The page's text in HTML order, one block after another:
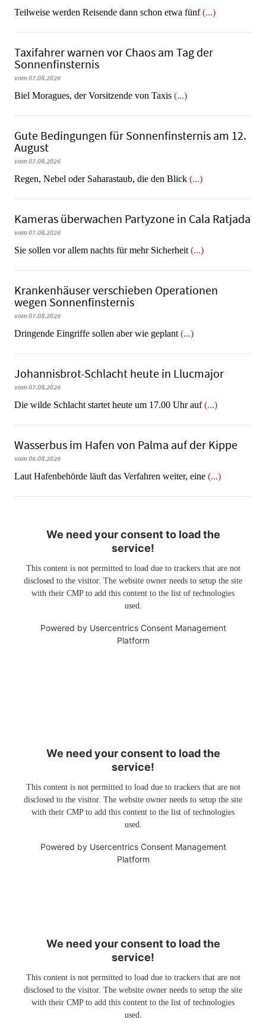
Teilweise werden Reisende dann schon etwa fünf(...)
Taxifahrer warnen vor Chaos am Tag der
Sonnenfinsternis
vom 07.08.2026
​​​​​​​Biel Moragues, der Vorsitzende von Taxis (...)
Gute Bedingungen für Sonnenfinsternis am 12.
August
vom 07.08.2026
Regen, Nebel oder Saharastaub, die den Blick (...)
Kameras überwachen Partyzone in Cala Ratjada
vom 07.08.2026
Sie sollen vor allem nachts für mehr Sicherheit (...)
Krankenhäuser verschieben Operationen
wegen Sonnenfinsternis
vom 07.08.2026
Dringende Eingriffe sollen aber wie geplant (...)
Johannisbrot-Schlacht heute in Llucmajor
vom 07.08.2026
Die wilde Schlacht startet heute um 17.00 Uhr auf(...)
Wasserbus im Hafen von Palma auf der Kippe
vom 06.08.2026
Laut Hafenbehörde läuft das Verfahren weiter, eine (...)
We need your consent to load the
service!
This content is not permitted to load due to trackers that are not
disclosed to the visitor. The website owner needs to setup the site
with their CMP to add this content to the list of technologies
used.
Powered by Usercentrics Consent Management
Platform
We need your consent to load the
service!
This content is not permitted to load due to trackers that are not
disclosed to the visitor. The website owner needs to setup the site
with their CMP to add this content to the list of technologies
used.
Powered by Usercentrics Consent Management
Platform
We need your consent to load the
service!
This content is not permitted to load due to trackers that are not
disclosed to the visitor. The website owner needs to setup the site
with their CMP to add this content to the list of technologies
used.